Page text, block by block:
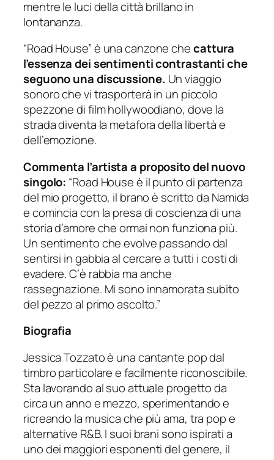
mentre le luci della città brillano in
lontananza.
“Road House” è una canzone checattura
l’essenza dei sentimenti contrastanti che
seguono una discussione. Un viaggio
sonoro che vi trasporterà in un piccolo
spezzone di film hollywoodiano, dove la
strada diventa la metafora della libertà e
dell’emozione.
Commenta l’artista a proposito del nuovo
singolo: “Road House è il punto di partenza
del mio progetto, il brano è scritto da Namida
e comincia con la presa di coscienza di una
storia d’amore che ormai non funziona più.
Un sentimento che evolve passando dal
sentirsi in gabbia al cercare a tutti i costi di
evadere. C’è rabbia ma anche
rassegnazione. Mi sono innamorata subito
del pezzo al primo ascolto.”
Biografia
Jessica Tozzato è una cantante pop dal
timbro particolare e facilmente riconoscibile.
Sta lavorando al suo attuale progetto da
circa un anno e mezzo, sperimentando e
ricreando la musica che più ama, tra pop e
alternative R&B. I suoi brani sono ispirati a
uno dei maggiori esponenti del genere, il